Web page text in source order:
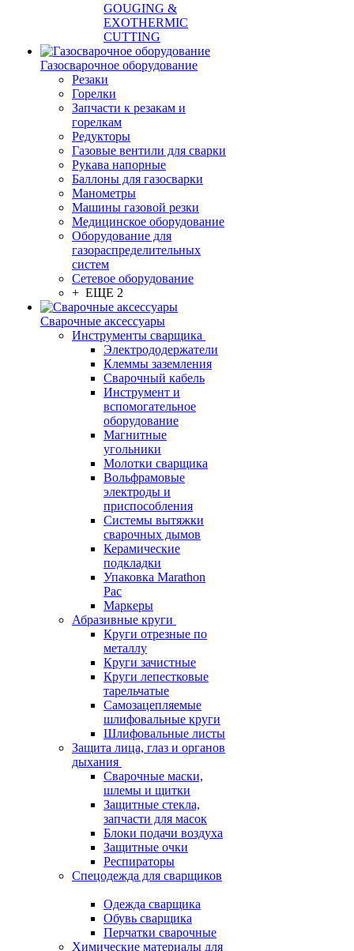
GOUGING &
EXOTHERMIC
CUTTING
Газосварочное оборудование
Резаки
Горелки
Запчасти к резакам и
горелкам
Редукторы
Газовые вентили для сварки
Рукава напорные
Баллоны для газосварки
Манометры
Машины газовой резки
Медицинское оборудование
Оборудование для
газораспределительных
систем
Сетевое оборудование
+ ЕЩЕ 2
Сварочные аксессуары
Инструменты сварщика
Электрододержатели
Клеммы заземления
Сварочный кабель
Инструмент и
вспомогательное
оборудование
Магнитные
угольники
Молотки сварщика
Вольфрамовые
электроды и
приспособления
Системы вытяжки
сварочных дымов
Керамические
подкладки
Упаковка Marathon
Pac
Маркеры
Абразивные круги
Круги отрезные по
металлу
Круги зачистные
Круги лепестковые
тарельчатые
Самозацепляемые
шлифовальные круги
Шлифовальные листы
Защита лица, глаз и органов
дыхания
Сварочные маски,
шлемы и щитки
Защитные стекла,
запчасти для масок
Блоки подачи воздуха
Защитные очки
Респираторы
Спецодежда для сварщиков
Одежда сварщика
Обувь сварщика
Перчатки сварочные
Химические материалы для